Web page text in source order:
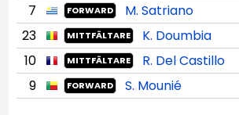
7 FORWARD
M. Satriano
23
MITTFÄLTARE K. Doumbia
10 MITTFÄLTARE R. Del Castillo
9 FORWARD S. Mounié